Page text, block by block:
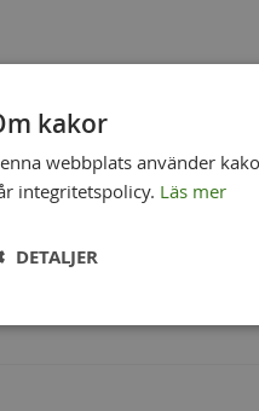
kakor
webbplats använder
integritetspolicy. Läs mer
DETALJER